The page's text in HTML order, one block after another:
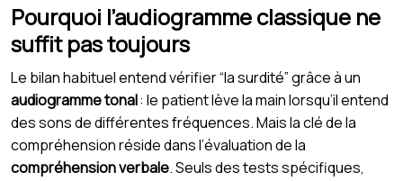
Pourquoi l’audiogramme classique ne
suffit pas toujours
Le bilan habituel entend vérifier “la surdité” grâce à un
audiogramme tonal: le patient lève la main lorsqu’il entend
des sons de différentes fréquences. Mais la clé de la
compréhension réside dans l’évaluation de la
compréhension verbale. Seuls des tests spécifiques,